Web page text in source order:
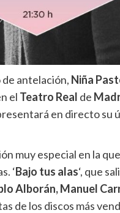
de antelación, Niña
el Teatro Real de
en directo su
muy especial en la
‘Bajo tus alas‘, que
Alborán, Manuel
de los discos más